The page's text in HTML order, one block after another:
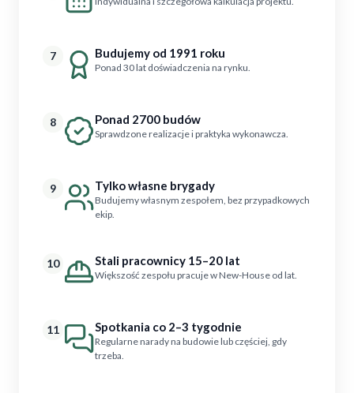
7 Budujemy od 1991 roku
Ponad 30 lat doświadczenia na rynku.
8 Ponad 2700 budów
Sprawdzone realizacje i praktyka wykonawcza.
9 Tylko własne brygady
Budujemy własnym zespołem, bez przypadkowych
ekip.
10 Stali pracownicy 15–20 lat
Większość zespołu pracuje w New-House od lat.
11 Spotkania co 2–3 tygodnie
Regularne narady na budowie lub częściej, gdy
trzeba.